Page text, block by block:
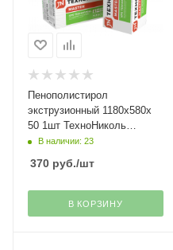
Пенополистирол
экструзионный 1180х580х
50 1шт ТехноНиколь
Мастер
В наличии: 23
370 руб./шт
В КОРЗИНУ